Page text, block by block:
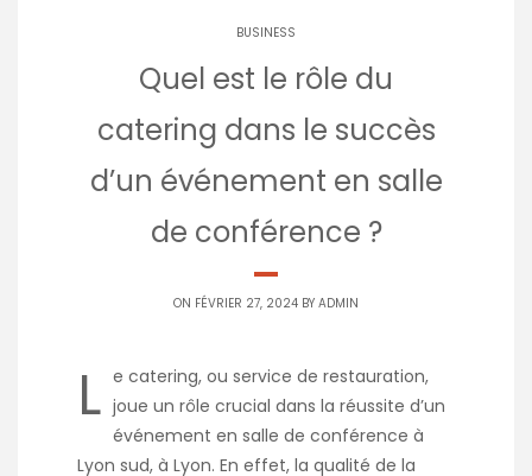
BUSINESS
Quel est le rôle du
catering dans le succès
d’un événement en salle
de conférence ?
ON FÉVRIER 27, 2024 BY ADMIN
L e catering, ou service de restauration,
joue un rôle crucial dans la réussite d’un
événement en salle de conférence à
Lyon sud, à Lyon. En effet, la qualité de la